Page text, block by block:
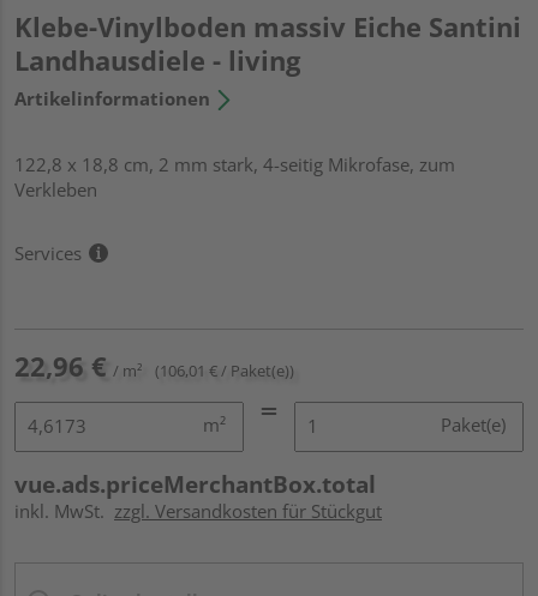
Klebe-Vinylboden massiv Eiche Santini
Landhausdiele - living
Artikelinformationen
122,8 x 18,8 cm, 2 mm stark, 4-seitig Mikrofase, zum
Verkleben
Services
22,96 € / m² (106,01 € / Paket(e))
m² Paket(e)
vue.ads.priceMerchantBox.total
inkl. MwSt. zzgl. Versandkosten für Stückgut